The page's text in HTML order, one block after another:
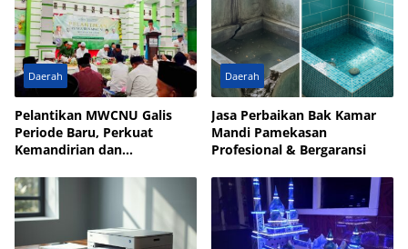
Daerah
Pelantikan MWCNU Galis
Periode Baru, Perkuat
Kemandirian dan
Daerah
Jasa Perbaikan Bak Kamar
Mandi Pamekasan
Profesional & Bergaransi